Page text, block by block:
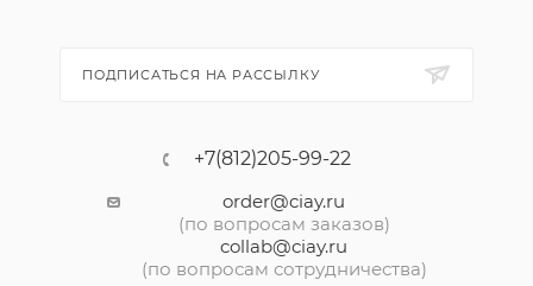
ПОДПИСАТЬСЯ НА РАССЫЛКУ
+7(812)205-99-22
order@ciay.ru
(по вопросам заказов)
collab@ciay.ru
(по вопросам сотрудничества)